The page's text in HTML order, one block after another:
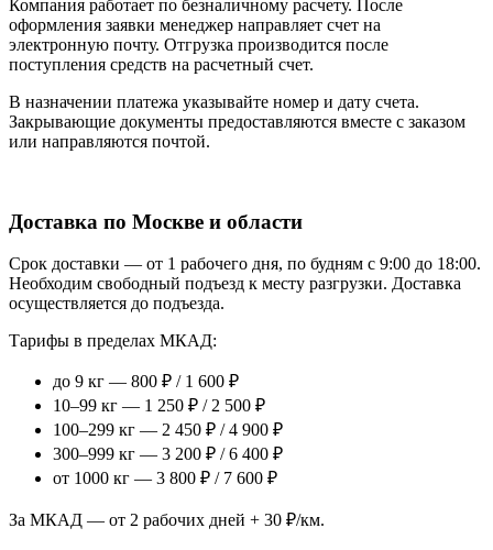
Компания работает по безналичному расчету. После
оформления заявки менеджер направляет счет на
электронную почту. Отгрузка производится после
поступления средств на расчетный счет.
В назначении платежа указывайте номер и дату счета.
Закрывающие документы предоставляются вместе с заказом
или направляются почтой.
Доставка по Москве и области
Срок доставки — от 1 рабочего дня, по будням с 9:00 до 18:00.
Необходим свободный подъезд к месту разгрузки. Доставка
осуществляется до подъезда.
Тарифы в пределах МКАД:
до 9 кг — 800 ₽ / 1 600 ₽
10–99 кг — 1 250 ₽ / 2 500 ₽
100–299 кг — 2 450 ₽ / 4 900 ₽
300–999 кг — 3 200 ₽ / 6 400 ₽
от 1000 кг — 3 800 ₽ / 7 600 ₽
За МКАД — от 2 рабочих дней + 30 ₽/км.